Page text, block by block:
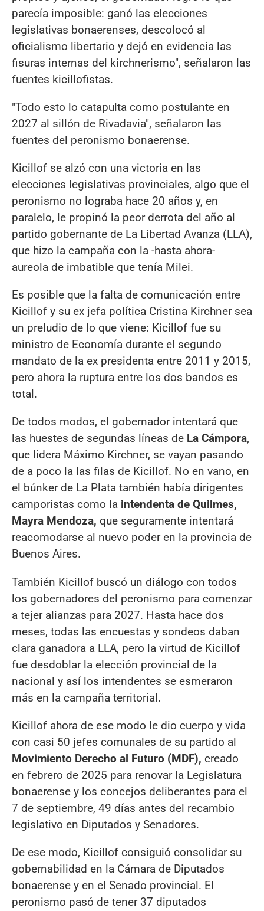
parecía imposible: ganó las elecciones
legislativas bonaerenses, descolocó al
oficialismo libertario y dejó en evidencia las
fisuras internas del kirchnerismo", señalaron las
fuentes kicillofistas.
"Todo esto lo catapulta como postulante en
2027 al sillón de Rivadavia", señalaron las
fuentes del peronismo bonaerense.
Kicillof se alzó con una victoria en las
elecciones legislativas provinciales, algo que el
peronismo no lograba hace 20 años y, en
paralelo, le propinó la peor derrota del año al
partido gobernante de La Libertad Avanza (LLA),
que hizo la campaña con la -hasta ahora-
aureola de imbatible que tenía Milei.
Es posible que la falta de comunicación entre
Kicillof y su ex jefa política Cristina Kirchner sea
un preludio de lo que viene: Kicillof fue su
ministro de Economía durante el segundo
mandato de la ex presidenta entre 2011 y 2015,
pero ahora la ruptura entre los dos bandos es
total.
De todos modos, el gobernador intentará que
las huestes de segundas líneas de La Cámpora,
que lidera Máximo Kirchner, se vayan pasando
de a poco la las filas de Kicillof. No en vano, en
el búnker de La Plata también había dirigentes
camporistas como la intendenta de Quilmes,
Mayra Mendoza, que seguramente intentará
reacomodarse al nuevo poder en la provincia de
Buenos Aires.
También Kicillof buscó un diálogo con todos
los gobernadores del peronismo para comenzar
a tejer alianzas para 2027. Hasta hace dos
meses, todas las encuestas y sondeos daban
clara ganadora a LLA, pero la virtud de Kicillof
fue desdoblar la elección provincial de la
nacional y así los intendentes se esmeraron
más en la campaña territorial.
Kicillof ahora de ese modo le dio cuerpo y vida
con casi 50 jefes comunales de su partido al
Movimiento Derecho al Futuro (MDF), creado
en febrero de 2025 para renovar la Legislatura
bonaerense y los concejos deliberantes para el
7 de septiembre, 49 días antes del recambio
legislativo en Diputados y Senadores.
De ese modo, Kicillof consiguió consolidar su
gobernabilidad en la Cámara de Diputados
bonaerense y en el Senado provincial. El
peronismo pasó de tener 37 diputados